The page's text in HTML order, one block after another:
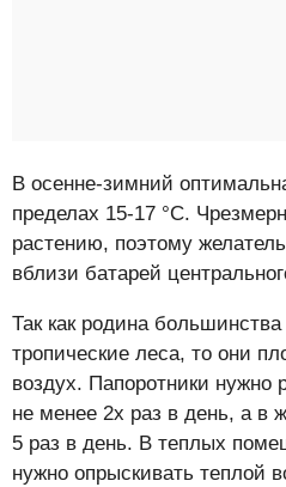
В осенне-зимний
пределах 15-17 °С.
растению, поэтому
вблизи батарей
Так как родина
тропические леса, то они
воздух. Папоротники нужно
не менее 2х раз в день, а в
5 раз в день. В теплых
нужно опрыскивать теплой